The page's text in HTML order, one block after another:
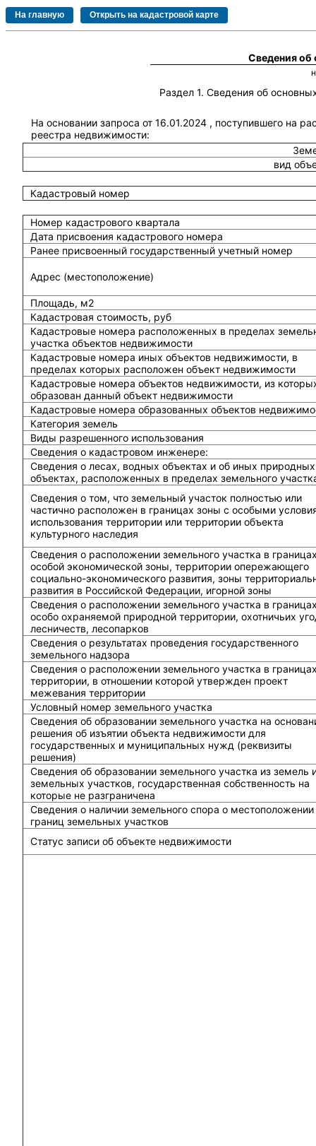
Сведения
Раздел 1. Сведения об
На основании запроса от 16.01.2024 , поступившего на
реестра недвижимости:
вид
Кадастровый номер
Номер кадастрового квартала
Дата присвоения кадастрового номера
Ранее присвоенный государственный учетный номер
Адрес (местоположение)
Площадь, м2
Кадастровая стоимость, руб
Кадастровые номера расположенных в пределах
участка объектов недвижимости
Кадастровые номера иных объектов недвижимости, в
пределах которых расположен объект недвижимости
Кадастровые номера объектов недвижимости, из
образован данный объект недвижимости
Кадастровые номера образованных объектов
Категория земель
Виды разрешенного использования
Сведения о кадастровом инженере:
Cведения о лесах, водных объектах и об иных природных
объектах, расположенных в пределах земельного
Сведения о том, что земельный участок полностью или
частично расположен в границах зоны с особыми
использования территории или территории объекта
культурного наследия
Сведения о расположении земельного участка в
особой экономической зоны, территории опережающего
социально-экономического развития, зоны
развития в Российской Федерации, игорной зоны
Сведения о расположении земельного участка в
особо охраняемой природной территории, охотничьих
лесничеств, лесопарков
Сведения о результатах проведения государственного
земельного надзора
Сведения о расположении земельного участка в
территории, в отношении которой утвержден проект
межевания территории
Условный номер земельного участка
Сведения об образовании земельного участка на
решения об изъятии объекта недвижимости для
государственных и муниципальных нужд (реквизиты
решения)
Сведения об образовании земельного участка из земель
земельных участков, государственная собственность на
которые не разграничена
Сведения о наличии земельного спора о местоположении
границ земельных участков
Статус записи об объекте недвижимости